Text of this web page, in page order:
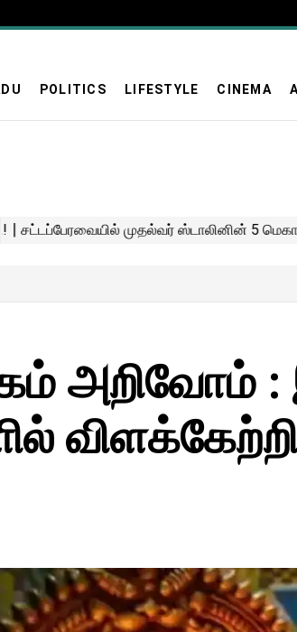
POLITICS LIFESTYLE CINEMA
அறிவோம் :